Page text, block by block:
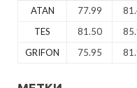
ATAN 77.99
TES
81.50
GRIFON
75.95